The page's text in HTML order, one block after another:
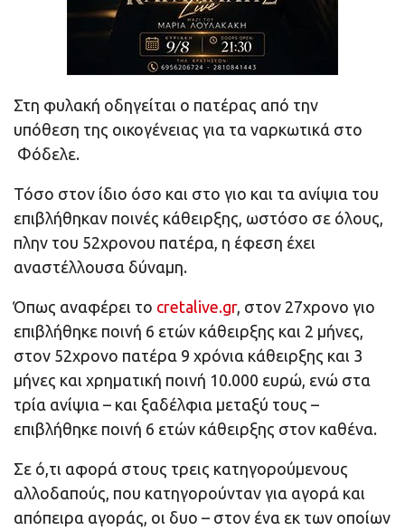
Στη φυλακή οδηγείται ο πατέρας από την
υπόθεση της οικογένειας για τα ναρκωτικά στο
Φόδελε.
Τόσο στον ίδιο όσο και στο γιο και τα ανίψια του
επιβλήθηκαν ποινές κάθειρξης, ωστόσο σε όλους,
πλην του 52χρονου πατέρα, η έφεση έχει
αναστέλλουσα δύναμη.
Όπως αναφέρει το cretalive.gr, στον 27χρονο γιο
επιβλήθηκε ποινή 6 ετών κάθειρξης και 2 μήνες,
στον 52χρονο πατέρα 9 χρόνια κάθειρξης και 3
μήνες και χρηματική ποινή 10.000 ευρώ, ενώ στα
τρία ανίψια – και ξαδέλφια μεταξύ τους –
επιβλήθηκε ποινή 6 ετών κάθειρξης στον καθένα.
Σε ό,τι αφορά στους τρεις κατηγορούμενους
αλλοδαπούς, που κατηγορούνταν για αγορά και
απόπειρα αγοράς, οι δυο – στον ένα εκ των οποίων